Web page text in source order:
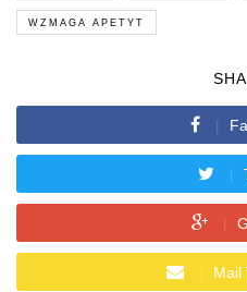
WZMAGA APETYT
Mail